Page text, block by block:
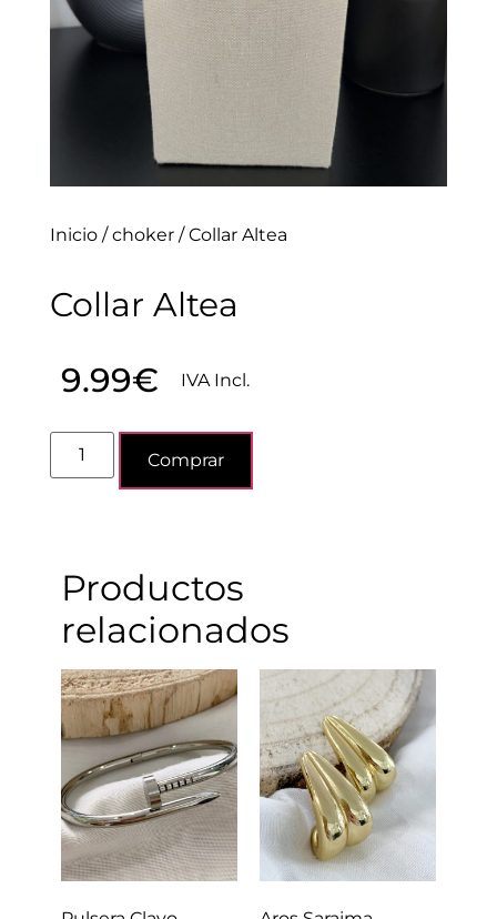
Inicio/choker/ Collar Altea
Collar Altea
9.99€ IVA Incl.
Comprar
Productos
relacionados